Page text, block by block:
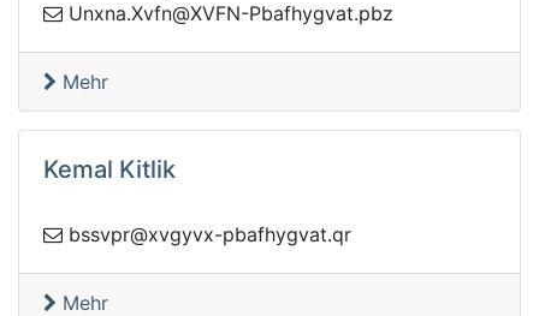
zbp.ta
vgyhfabP-NFVX@nfvX.anxnU
Mehr
Kemal Kitlik
rq.tavgyhfabp-xvygvx
@rpvssb
Mehr